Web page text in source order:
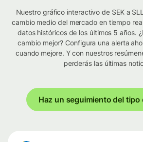
Nuestro gráfico interactivo de SEK a
cambio medio del mercado en tiempo
datos históricos de los últimos 5 años.
cambio mejor? Configura una alerta
cuando mejore. Y con nuestros
perderás las últimas
Haz un seguimiento del tipo